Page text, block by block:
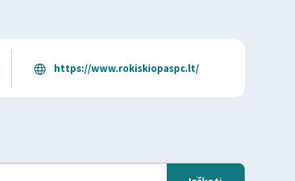
https://www.rokiskiopaspc.lt/